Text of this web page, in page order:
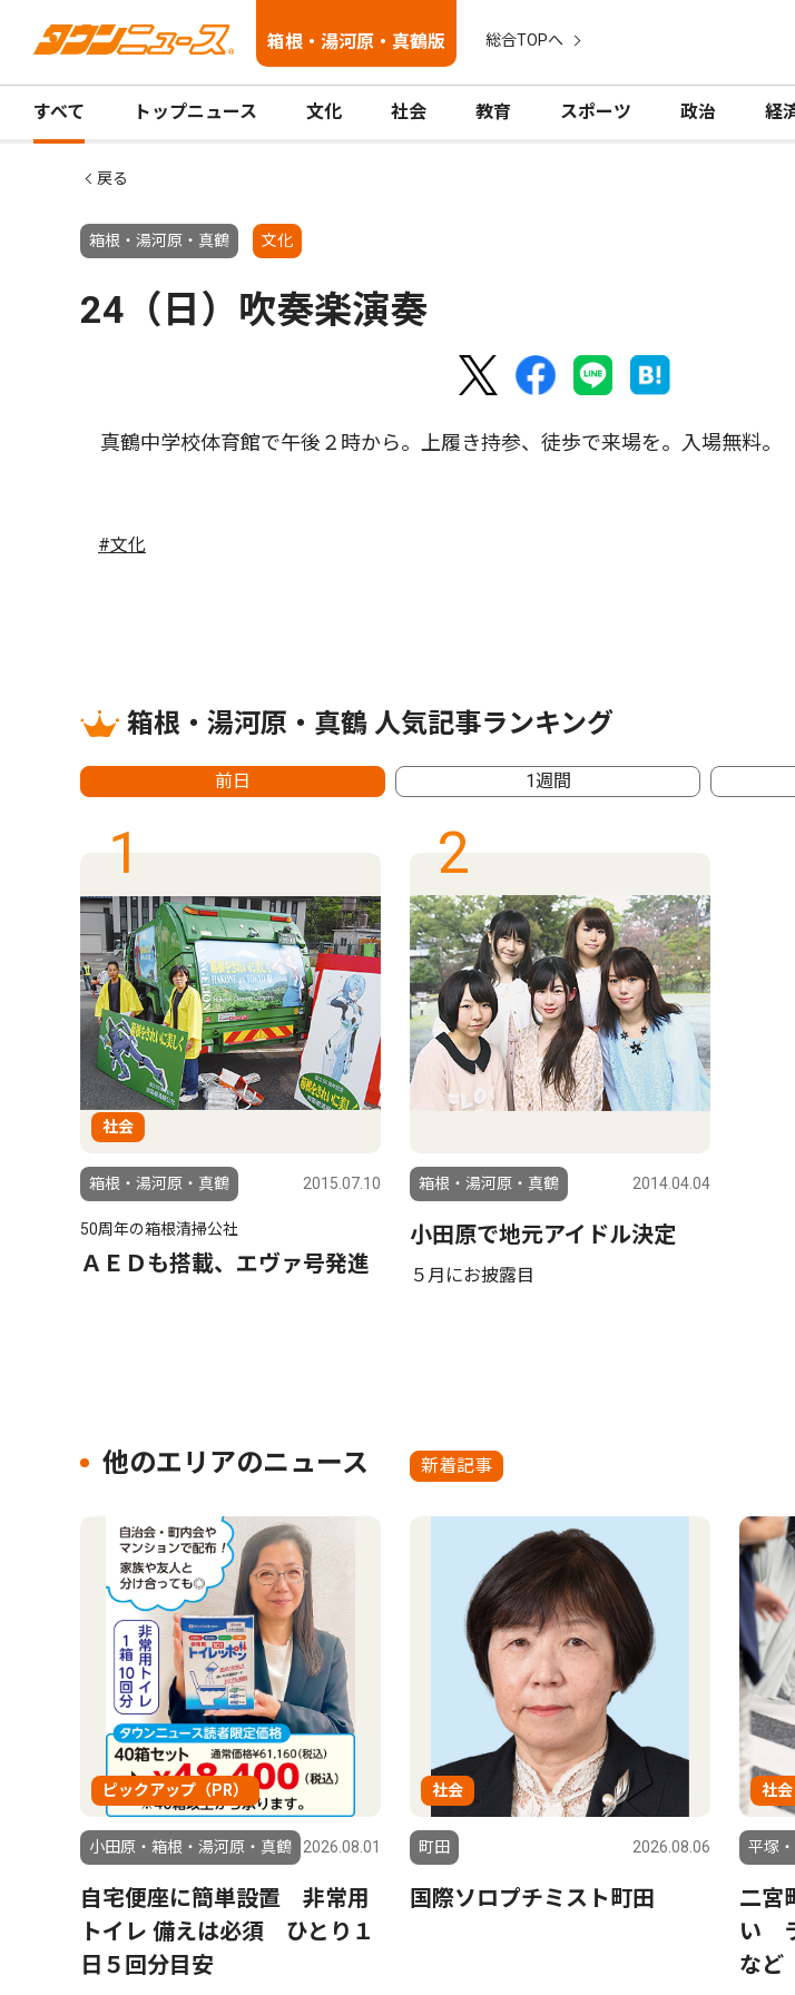
箱根・湯河原・真鶴版 総合TOPへ
すべて トップニュース 文化 社会 教育 スポーツ 政治 経
戻る
箱根・湯河原・真鶴 文化
24（日）吹奏楽演奏
真鶴中学校体育館で午後２時から。上履き持参、徒歩で来場を。入場無料。
#文化
箱根・湯河原・真鶴 人気記事ランキング
前日 1週間
1
社会
箱根・湯河原・真鶴 2015.07.10
50周年の箱根清掃公社
ＡＥＤも搭載、エヴァ号発進
2
箱根・湯河原・真鶴 2014.04.04
小田原で地元アイドル決定
５月にお披露目
他のエリアのニュース 新着記事
ピックアップ（PR）
小田原・箱根・湯河原・真鶴 2026.08.01
自宅便座に簡単設置 非常用
トイレ 備えは必須 ひとり１
日５回分目安
社会
町田 2026.08.06
国際ソロプチミスト町田
社会
平塚
二宮
い
など